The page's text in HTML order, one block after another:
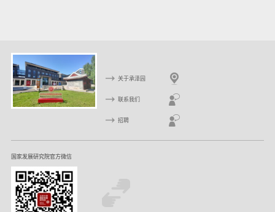
关于承泽园
联系我们
招聘
国家发展研究院官方微信